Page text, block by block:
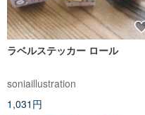
ラベルステッカー ロール
soniaillustration
1,031円